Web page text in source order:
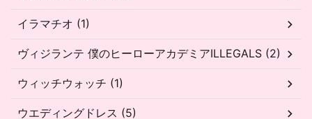
イラマチオ (1)
ヴィジランテ 僕のヒーローアカデミアILLEGALS (2)
ウィッチウォッチ (1)
ウエディングドレス (5)